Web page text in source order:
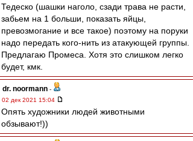
Тедеско (шашки наголо, сзади трава не расти,
забьем на 1 больши, показать яйцы,
превозмогание и все такое) поэтому на поруки
надо передать кого-нить из атакующей группы.
Предлагаю Промеса. Хотя это слишком легко
будет, кмк.
dr. noormann -
02 дек 2021 15:04
Опять художники людей животными
обзывают!))